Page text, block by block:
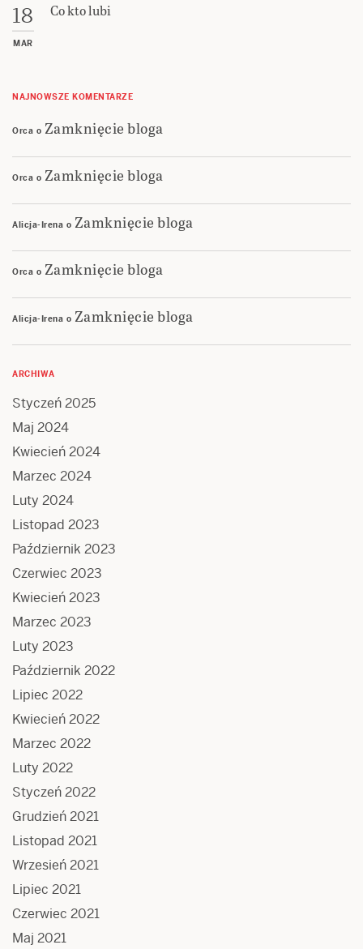
18
MAR
Co kto lubi
NAJNOWSZE KOMENTARZE
Orca o Zamknięcie bloga
Orca o Zamknięcie bloga
Alicja-Irena o Zamknięcie bloga
Orca o Zamknięcie bloga
Alicja-Irena o Zamknięcie bloga
ARCHIWA
Styczeń 2025
Maj 2024
Kwiecień 2024
Marzec 2024
Luty 2024
Listopad 2023
Październik 2023
Czerwiec 2023
Kwiecień 2023
Marzec 2023
Luty 2023
Październik 2022
Lipiec 2022
Kwiecień 2022
Marzec 2022
Luty 2022
Styczeń 2022
Grudzień 2021
Listopad 2021
Wrzesień 2021
Lipiec 2021
Czerwiec 2021
Maj 2021